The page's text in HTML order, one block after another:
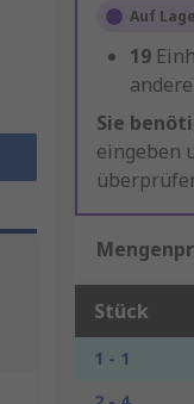
Auf
19
Sie
eingeben
Stück
1 - 1